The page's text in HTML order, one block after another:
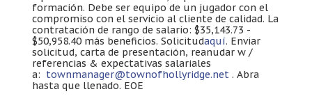
formación. Debe ser equipo de un jugador con el
compromiso con el servicio al cliente de calidad. La
contratación de rango de salario: $35,143.73 -
$50,958.40 más beneficios. Solicitudaquí. Enviar
solicitud, carta de presentación, reanudar w /
referencias & expectativas salariales
a: townmanager@townofhollyridge.net . Abra
hasta que llenado. EOE